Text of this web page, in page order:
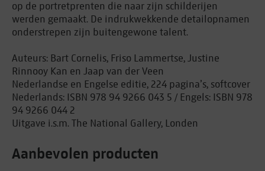
op de portretprenten die naar zijn schilderijen
werden gemaakt. De indrukwekkende detailopnamen
onderstrepen zijn buitengewone talent.
Auteurs: Bart Cornelis, Friso Lammertse, Justine
Rinnooy Kan en Jaap van der Veen
Nederlandse en Engelse editie, 224 pagina’s, softcover
Nederlands: ISBN 978 94 9266 043 5 / Engels: ISBN 978
94 9266 044 2
Uitgave i.s.m. The National Gallery, Londen
Aanbevolen producten